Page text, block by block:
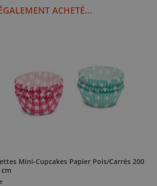
ACHETÉ...
Mini-Cupcakes Papier Pois/Carrés 200
cm